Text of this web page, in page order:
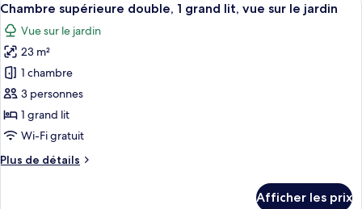
toutes
les
photos
pour
ce
type
de
chambre :
Chambre
2
Chambre supérieure double, 1 grand lit, vue sur le jardin
Vue sur le jardin
23 m²
1 chambre
3 personnes
1 grand lit
Wi-Fi gratuit
Plus de détails
Plus
Afficher les prix